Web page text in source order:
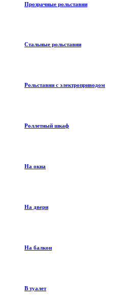
Прозрачные рольставни
Стальные рольставни
Рольставни с электроприводом
Роллетный шкаф
На окна
На двери
На балкон
В туалет